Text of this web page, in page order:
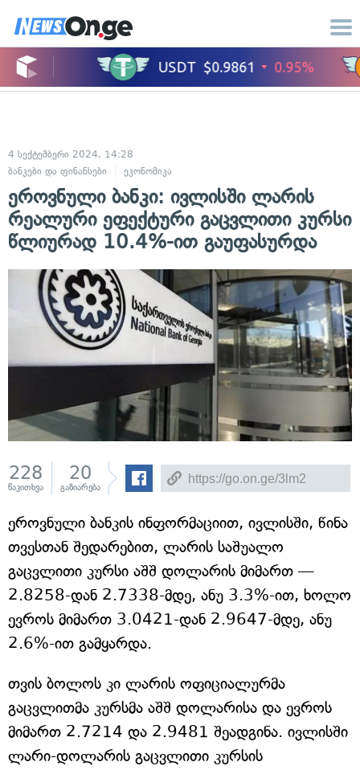
4 სექტემბერი 2024, 14:28
ბანკები და ფინანსები
ეკონომიკა
ეროვნული ბანკი: ივლისში ლარის
რეალური ეფექტური გაცვლითი კურსი
წლიურად 10.4%-ით გაუფასურდა
228
წაკითხვა
20
გაზიარება
ეროვნული ბანკის ინფორმაციით, ივლისში, წინა
თვესთან შედარებით, ლარის საშუალო
გაცვლითი კურსი აშშ დოლარის მიმართ —
2.8258-დან 2.7338-მდე, ანუ 3.3%-ით, ხოლო
ევროს მიმართ 3.0421-დან 2.9647-მდე, ანუ
2.6%-ით გამყარდა.
თვის ბოლოს კი ლარის ოფიციალურმა
გაცვლითმა კურსმა აშშ დოლარისა და ევროს
მიმართ 2.7214 და 2.9481 შეადგინა. ივლისში
ლარი-დოლარის გაცვლითი კურსის